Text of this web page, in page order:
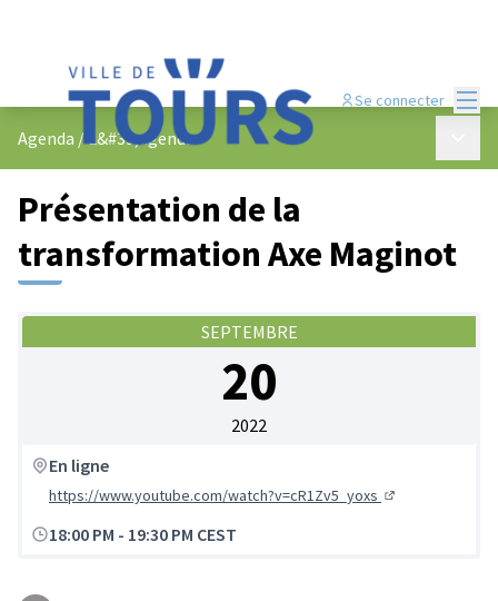
Se connecter
Agenda /L&#39;agenda
Présentation de la
transformation Axe Maginot
SEPTEMBRE
20
2022
En ligne
https://www.youtube.com/watch?v=cR1Zv5_yoxs
18:00 PM - 19:30 PM CEST